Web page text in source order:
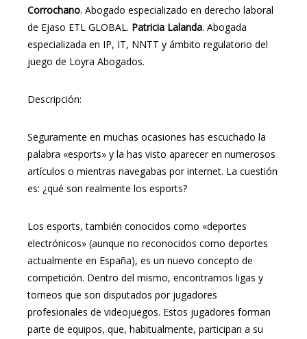
Corrochano. Abogado especializado en derecho laboral
de Ejaso ETL GLOBAL. Patricia Lalanda. Abogada
especializada en IP, IT, NNTT y ámbito regulatorio del
juego de Loyra Abogados.
Descripción:
Seguramente en muchas ocasiones has escuchado la
palabra «esports» y la has visto aparecer en numerosos
artículos o mientras navegabas por internet. La cuestión
es: ¿qué son realmente los esports?
Los esports, también conocidos como «deportes
electrónicos» (aunque no reconocidos como deportes
actualmente en España), es un nuevo concepto de
competición. Dentro del mismo, encontramos ligas y
torneos que son disputados por jugadores
profesionales de videojuegos. Estos jugadores forman
parte de equipos, que, habitualmente, participan a su